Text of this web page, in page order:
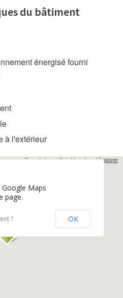
du bâtiment
énergisé fourni
à l'extérieur
Propulsés parNeighbourhood Explorer
Maps
page.
? OK